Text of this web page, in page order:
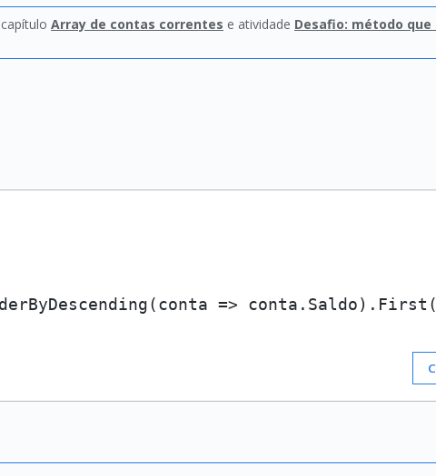
Array de contas correntes e atividade Desafio: método
=>